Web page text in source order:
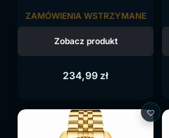
czarna tarcza
234,99 zł
ZAMÓWIENIA WSTRZYMANE
Zobacz produkt